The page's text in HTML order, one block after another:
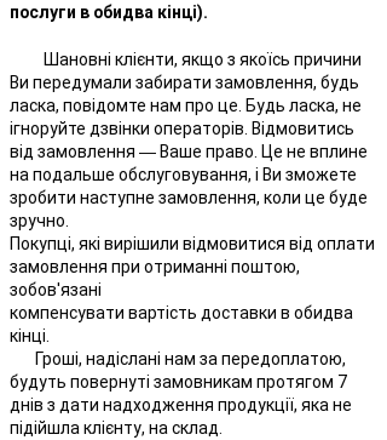
послуги в обидва кінці).
Шановні клієнти, якщо з якоїсь причини
Ви передумали забирати замовлення, будь
ласка, повідомте нам про це. Будь ласка, не
ігноруйте дзвінки операторів. Відмовитись
від замовлення ― Ваше право. Це не вплине
на подальше обслуговування, і Ви зможете
зробити наступне замовлення, коли це буде
зручно.
Покупці, які вирішили відмовитися від оплати
замовлення при отриманні поштою,
зобов'язані
компенсувати вартість доставки в обидва
кінці.
Гроші, надіслані нам за передоплатою,
будуть повернуті замовникам протягом 7
днів з дати надходження продукції, яка не
підійшла клієнту, на склад.